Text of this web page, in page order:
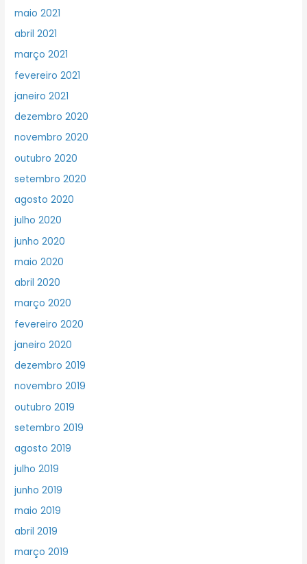
maio 2021
abril 2021
março 2021
fevereiro 2021
janeiro 2021
dezembro 2020
novembro 2020
outubro 2020
setembro 2020
agosto 2020
julho 2020
junho 2020
maio 2020
abril 2020
março 2020
fevereiro 2020
janeiro 2020
dezembro 2019
novembro 2019
outubro 2019
setembro 2019
agosto 2019
julho 2019
junho 2019
maio 2019
abril 2019
março 2019